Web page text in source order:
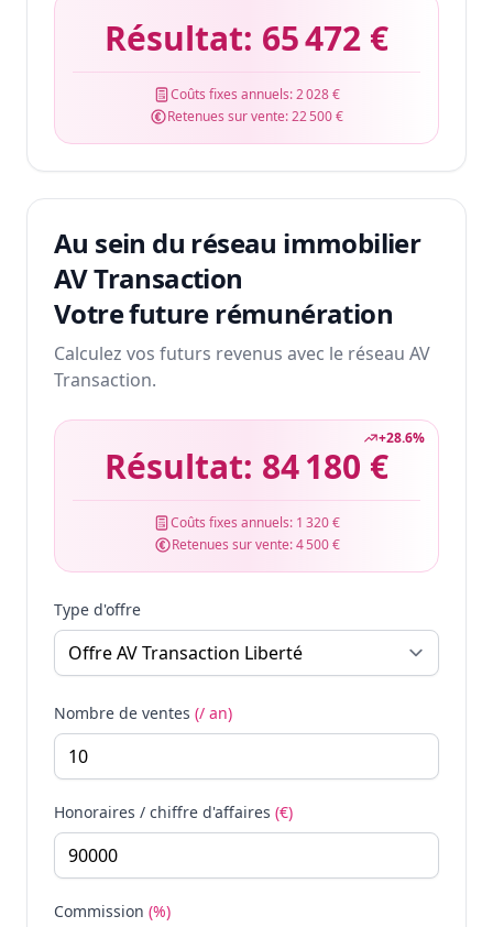
Résultat: 65 472 €
Coûts fixes annuels:2 028 €
Retenues sur vente:22 500 €
Au sein du réseau immobilier
AV Transaction
Votre future rémunération
Calculez vos futurs revenus avec le réseau AV
Transaction.
+28.6%
Résultat: 84 180 €
Coûts fixes annuels: 1 320 €
Retenues sur vente:4 500 €
Type d'offre
Nombre de ventes (/ an)
Honoraires / chiffre d'affaires (€)
Commission (%)